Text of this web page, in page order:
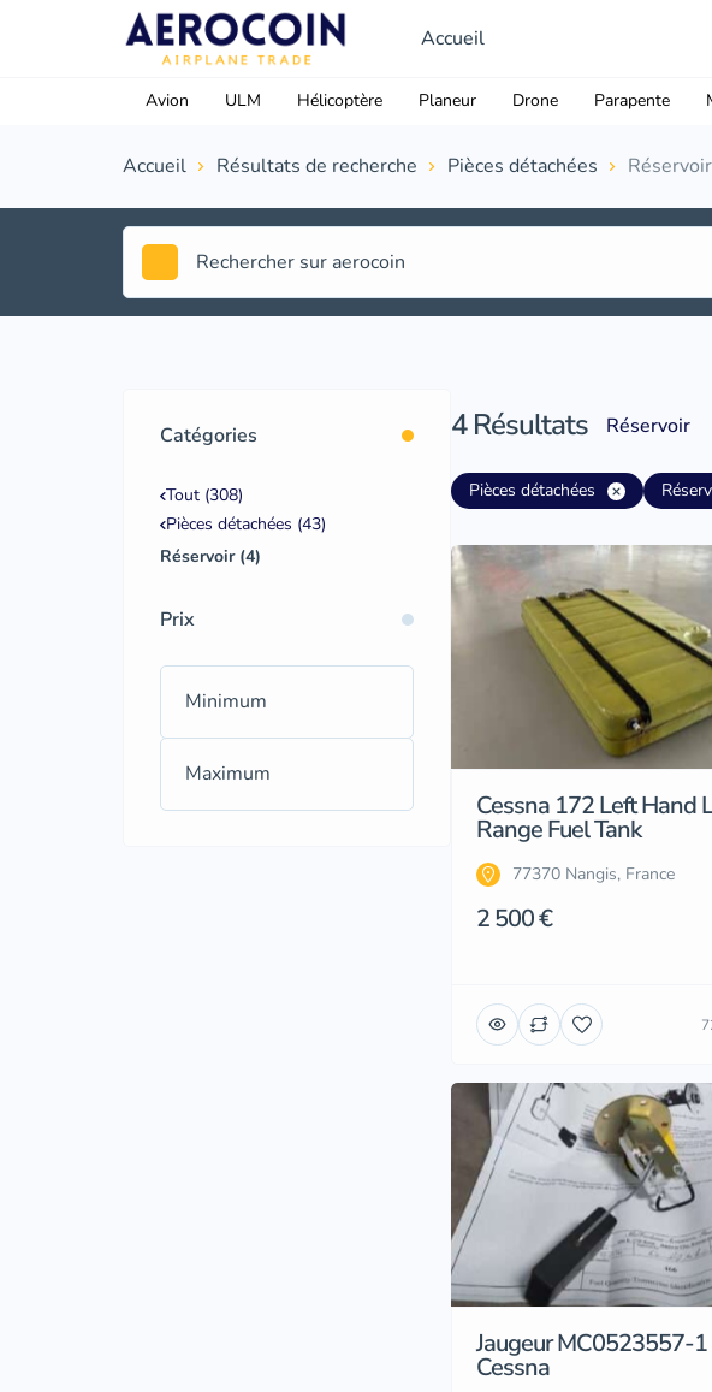
Accueil
Avion ULM Hélicoptère Planeur Drone Parapente
Accueil Résultats de recherche Pièces détachées Réservoir
Catégories
Tout (308)
Pièces détachées (43)
Réservoir (4)
Prix
4Résultats Réservoir
Pièces détachées
Cessna 172 Left Hand
Range Fuel Tank
77370 Nangis, France
2 500 €
Jaugeur MC0523557-1
Cessna